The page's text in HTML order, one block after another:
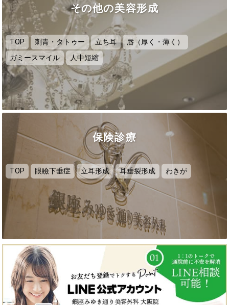
その他の美容形成
TOP 刺青・タトゥー 立ち耳
唇（厚く・薄く）
ガミースマイル
人中短縮
保険診療
TOP 眼瞼下垂症 立耳形成 耳垂裂形成 わきが